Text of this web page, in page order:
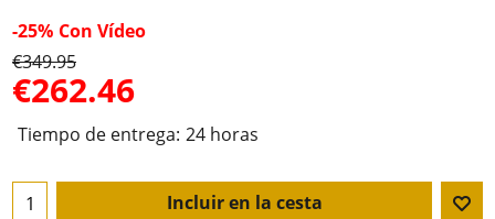
-25% Con Vídeo
€349.95
€262.46
Tiempo de entrega: 24 horas
Incluir en la cesta